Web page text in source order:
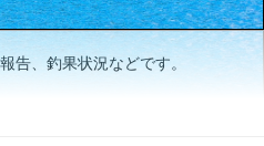
告、釣果状況などです。